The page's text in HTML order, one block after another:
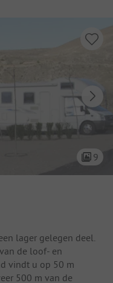
9
lager gelegen deel.
de loof- en
vindt u op 50 m
500 m van de